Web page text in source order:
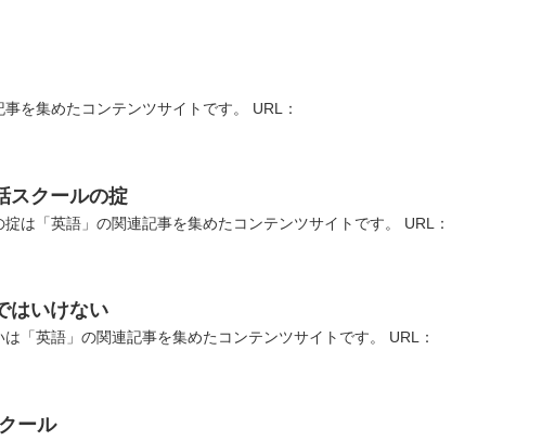
を集めたコンテンツサイトです。 URL：
スクールの掟
は「英語」の関連記事を集めたコンテンツサイトです。 URL：
はいけない
「英語」の関連記事を集めたコンテンツサイトです。 URL：
ール